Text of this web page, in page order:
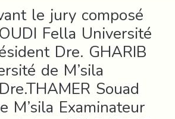
le jury composé
Fella Université
Dre. GHARIB
de M’sila
Souad
M’sila Examinateur